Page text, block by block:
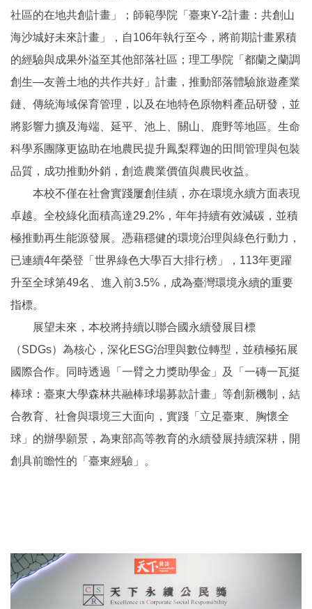
社區的在地共創計畫」；師範學院「臺東Y-2計畫：共創山
海沙城好未來計畫」，自106年執行至今，將前期計畫累積
的經驗與成果外溢至其他部落社區；理工學院「都蘭之蘭調
創生—友善土地的共作共好」計畫，推動部落體驗旅遊產業
鏈、傳統海域保育管理，以及在地特色原物料產品研發，並
將影響力擴及海端、延平、池上、關山、鹿野等地區。生命
科學系團隊更協助在地農民提升鳳梨釋迦的田間管理與包裝
品質，成功推動外銷，創造農業價值與農民收益。
本校不僅在社會實踐屢創佳績，亦在環境永續方面表現
卓越。全校綠化面積高達29.2%，年年持續有效減碳，並積
極推動再生能源發展。憑藉穩健的環境治理與綠色行動力，
已連續4年榮登「世界綠色大學百大排行榜」，113年更躍
升至全球第49名、進入前3.5%，成為臺灣環境永續的重要
指標。
展望未來，本校將持續以聯合國永續發展目標
（SDGs）為核心，深化ESG治理與數位轉型，並積極拓展
國際合作。同時透過「一臂之力獎助學金」及「一磚一瓦挺
棒球：臺東大學森林共融棒球場募款計畫」等創新機制，結
合教育、社會與環境三大面向，實踐「立足臺東、胸懷全
球」的辦學願景，為東部高等教育的永續發展持續深耕，開
創具前瞻性的「臺東經驗」。